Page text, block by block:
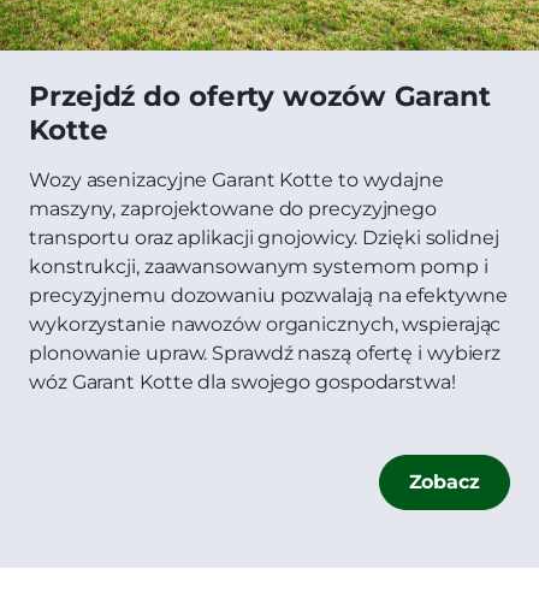
Przejdź do oferty wozów Garant
Kotte
Wozy asenizacyjne Garant Kotte to wydajne
maszyny, zaprojektowane do precyzyjnego
transportu oraz aplikacji gnojowicy. Dzięki solidnej
konstrukcji, zaawansowanym systemom pomp i
precyzyjnemu dozowaniu pozwalają na efektywne
wykorzystanie nawozów organicznych, wspierając
plonowanie upraw. Sprawdź naszą ofertę i wybierz
wóz Garant Kotte dla swojego gospodarstwa!
Zobacz